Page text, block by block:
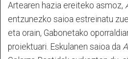
Artearen hazia ereiteko asmoz,
entzunezko saioa estreinatu
eta orain, Gabonetako
proiektuari. Eskulanen saioa da